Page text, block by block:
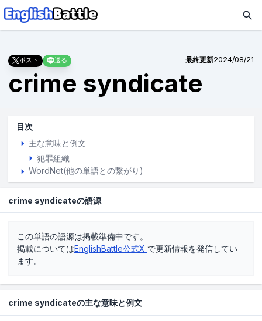
ポスト 送る 最終更新2024/08/21
crime syndicate
目次
主な意味と例文
犯罪組織
WordNet(他の単語との繋がり)
crime syndicateの語源
この単語の語源は掲載準備中です。
掲載についてはEnglishBattle公式X で更新情報を発信してい
ます。
crime syndicateの主な意味と例文